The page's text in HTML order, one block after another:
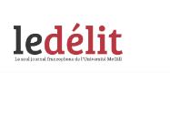
Aller